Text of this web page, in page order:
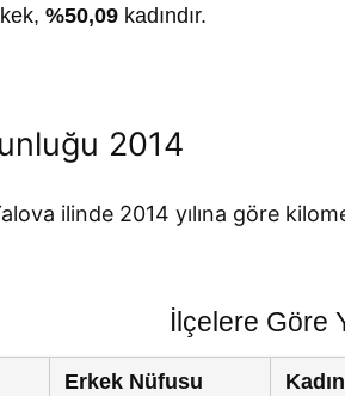
%50,09 kadındır.
2014
ilinde 2014 yılına göre
İlçelere Göre
Erkek Nüfusu